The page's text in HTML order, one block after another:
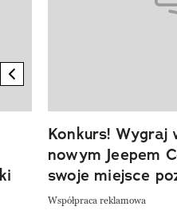
previous element
Konkurs! Wygraj
nowym Jeepem
swoje miejsce
Współpraca reklamowa